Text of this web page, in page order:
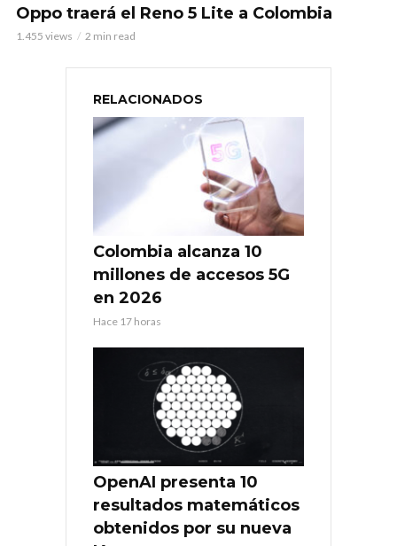
Oppo traerá el Reno 5 Lite a Colombia
1.455 views 2 min read
RELACIONADOS
Colombia alcanza 10
millones de accesos 5G
en 2026
Hace 17 horas
OpenAI presenta 10
resultados matemáticos
obtenidos por su nueva